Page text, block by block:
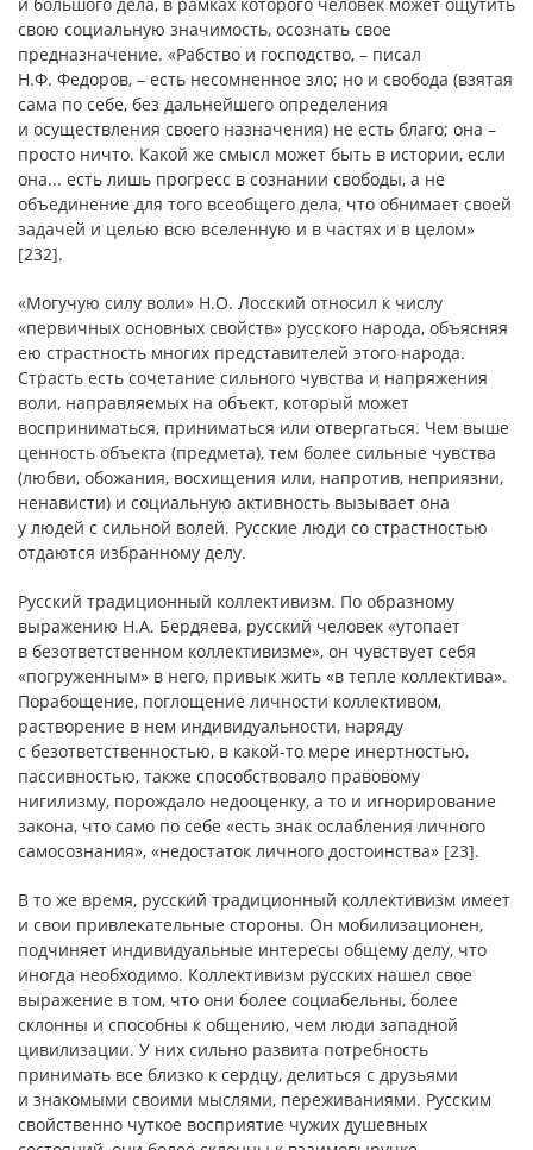
свою социальную значимость, осознать свое
предназначение. «Рабство и господство, – писал
Н.Ф. Федоров, – есть несомненное зло; но и свобода (взятая
сама по себе, без дальнейшего определения
и осуществления своего назначения) не есть благо; она –
просто ничто. Какой же смысл может быть в истории, если
она... есть лишь прогресс в сознании свободы, а не
объединение для того всеобщего дела, что обнимает своей
задачей и целью всю вселенную и в частях и в целом»
[232].
«Могучую силу воли» Н.О. Лосский относил к числу
«первичных основных свойств» русского народа, объясняя
ею страстность многих представителей этого народа.
Страсть есть сочетание сильного чувства и напряжения
воли, направляемых на объект, который может
восприниматься, приниматься или отвергаться. Чем выше
ценность объекта (предмета), тем более сильные чувства
(любви, обожания, восхищения или, напротив, неприязни,
ненависти) и социальную активность вызывает она
у людей с сильной волей. Русские люди со страстностью
отдаются избранному делу.
Русский традиционный коллективизм. По образному
выражению Н.А. Бердяева, русский человек «утопает
в безответственном коллективизме», он чувствует себя
«погруженным» в него, привык жить «в тепле коллектива».
Порабощение, поглощение личности коллективом,
растворение в нем индивидуальности, наряду
с безответственностью, в какой-то мере инертностью,
пассивностью, также способствовало правовому
нигилизму, порождало недооценку, а то и игнорирование
закона, что само по себе «есть знак ослабления личного
самосознания», «недостаток личного достоинства» [23].
В то же время, русский традиционный коллективизм имеет
и свои привлекательные стороны. Он мобилизационен,
подчиняет индивидуальные интересы общему делу, что
иногда необходимо. Коллективизм русских нашел свое
выражение в том, что они более социабельны, более
склонны и способны к общению, чем люди западной
цивилизации. У них сильно развита потребность
принимать все близко к сердцу, делиться с друзьями
и знакомыми своими мыслями, переживаниями. Русским
свойственно чуткое восприятие чужих душевных